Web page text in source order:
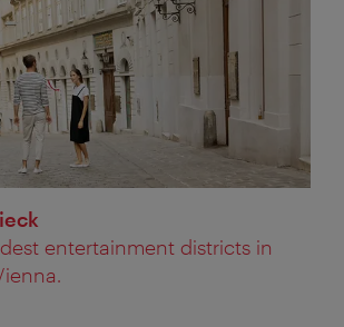
entertainment districts in